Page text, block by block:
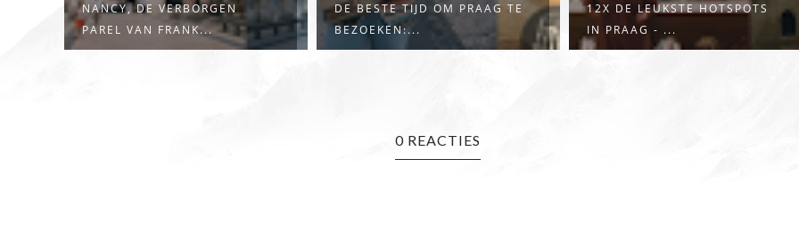
DE BESTE TIJD OM PRAAG TE
BEZOEKEN:...
12X DE LEUKSTE HOTSPOTS
IN PRAAG - ...
DE BETOVERENDE
SCHOONHEID VAN NANCY...
0 REACTIES